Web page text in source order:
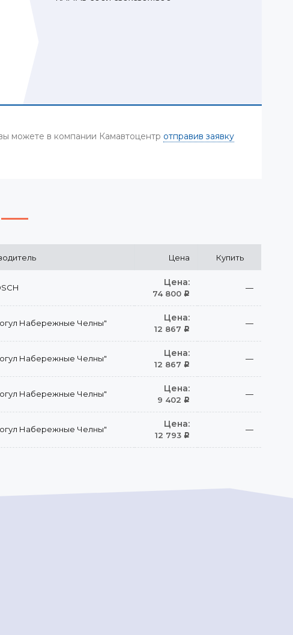
можете в компании Камавтоцентр отправив заявку
Цена Купить
Цена:
74 800 Р
—
Набережные Челны" Цена:
12 867 Р
—
Набережные Челны" Цена:
12 867 Р
—
Набережные Челны" Цена:
9 402 Р
—
Набережные Челны" Цена:
12 793 Р
—